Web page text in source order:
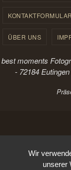
ÜBER UNS
best moments
- 72184
Wir
unserer